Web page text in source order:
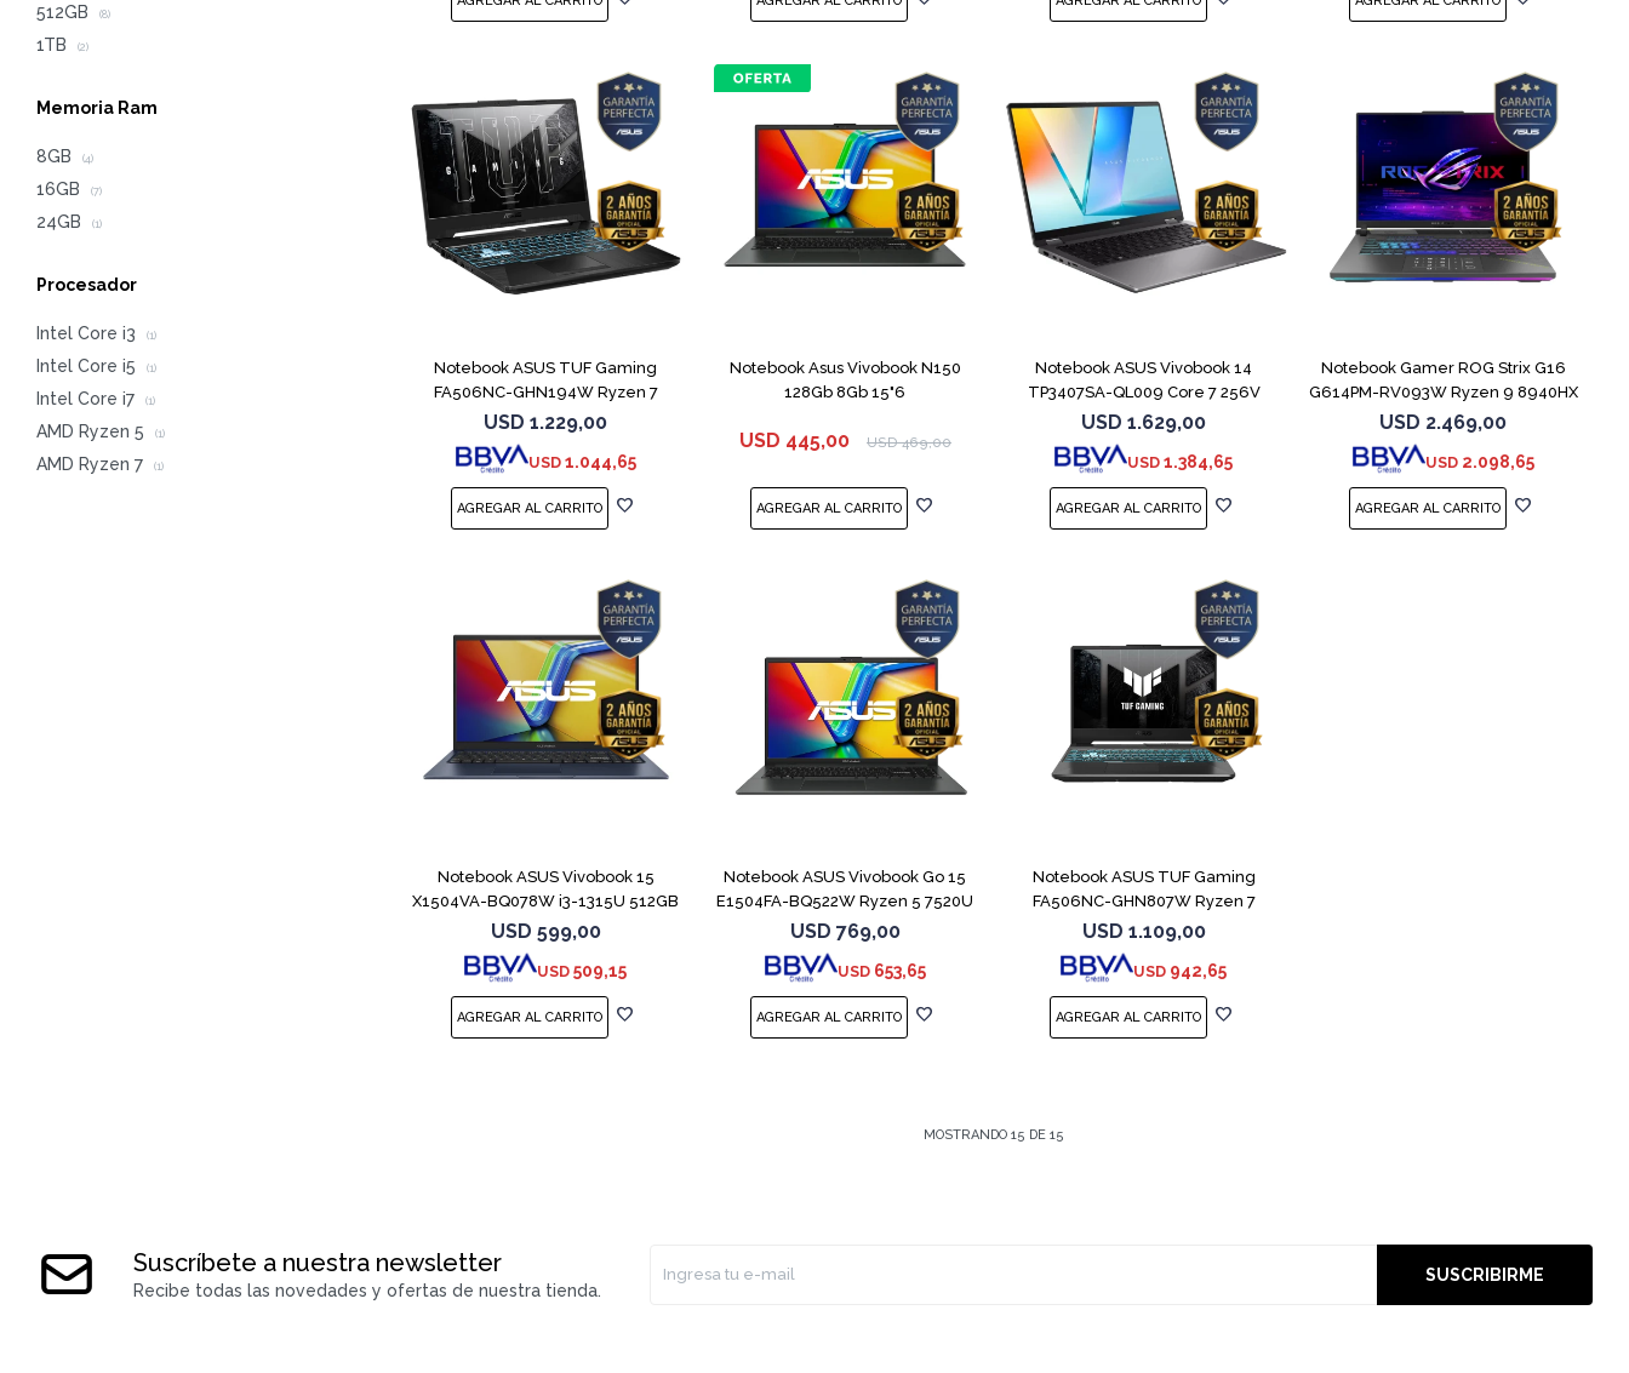
Notebook ASUS TUF Gaming
FA506NC-GHN194W Ryzen 7
7445HS 3050
USD 1.229,00
USD 1.044,65
Notebook Asus Vivobook N150
128Gb 8Gb 15"6
USD 445,00 USD 469,00
Notebook ASUS Vivobook 14
TP3407SA-QL009 Core 7 256V
512GB
USD 1.629,00
USD 1.384,65
Notebook Gamer ROG Strix G16
G614PM-RV093W Ryzen 9 8940HX
1T
USD 2.469,00
USD 2.098,65
Notebook ASUS Vivobook 15
X1504VA-BQ078W i3-1315U 512GB
8GB
USD 599,00
USD 509,15
Notebook ASUS Vivobook Go 15
E1504FA-BQ522W Ryzen 5 7520U
USD 769,00
USD 653,65
Notebook ASUS TUF Gaming
FA506NC-GHN807W Ryzen 7
7445HS 3050
USD 1.109,00
USD 942,65
MOSTRANDO15 DE15
512GB (8)
1TB (2)
Memoria Ram
8GB (4)
16GB (7)
24GB (1)
Procesador
Intel Core i3 (1)
Intel Core i5 (1)
Intel Core i7 (1)
AMD Ryzen 5 (1)
AMD Ryzen 7 (1)
Suscríbete a nuestra newsletter
Recibe todas las novedades y ofertas de nuestra tienda.
SUSCRIBIRME